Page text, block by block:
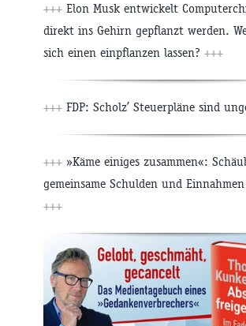
+++ Elon Musk entwickelt
direkt ins Gehirn gepflanzt werden.
sich einen einpflanzen lassen? +++
+++ FDP: Scholz’ Steuerpläne sind
+++ »Käme einiges zusammen«:
gemeinsame Schulden und
+++